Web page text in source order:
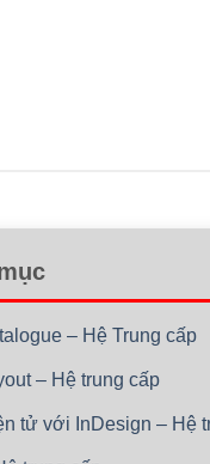
– Hệ Trung cấp
– Hệ trung cấp
tử với InDesign – Hệ